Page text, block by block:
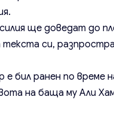
ще доведат до
текста си,
бил ранен по време
на баща му Али